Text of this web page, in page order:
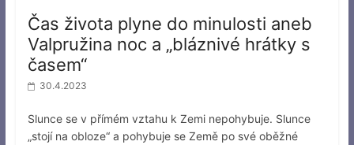
Čas života plyne do minulosti aneb
Valpružina noc a „bláznivé hrátky s
časem“
30.4.2023
Slunce se v přímém vztahu k Zemi nepohybuje. Slunce
„stojí na obloze“ a pohybuje se Země po své oběžné